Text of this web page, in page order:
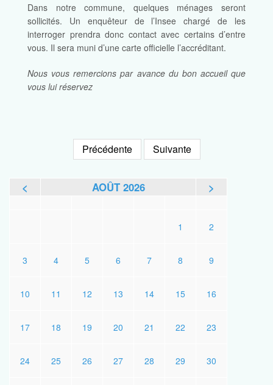
Dans notre commune, quelques ménages seront
sollicités. Un enquêteur de l’Insee chargé de les
interroger prendra donc contact avec certains d’entre
vous. Il sera muni d’une carte officielle l’accréditant.
Nous vous remercions par avance du bon accueil que
vous lui réservez
Précédente Suivante
< AOÛT 2026 >
1
2
3 4 5 6 7 8 9
10 11 12 13 14 15 16
17 18 19 20 21 22 23
24 25 26 27 28 29 30